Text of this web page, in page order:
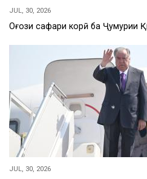
JUL, 30, 2026
Оғози сафари корӣ ба Ҷумҳурии
JUL, 30, 2026